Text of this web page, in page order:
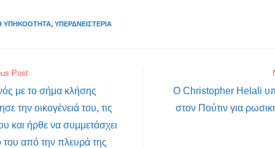
ΥΠΗΚΟΌΤΗΤΑ, ΥΠΕΡΔΝΕΙΣΤΕΡΊΑ
Post
με το σήμα κλήσης
την οικογένειά του, τις
και ήρθε να συμμετάσχει
του από την πλευρά της
Ο Christopher Helali
στον Πούτιν για